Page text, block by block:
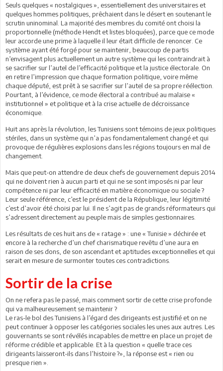
Seuls quelques « nostalgiques », essentiellement des universitaires et
quelques hommes politiques, prêchaient dans le désert en soutenant le
scrutin uninominal. La majorité des membres du comité ont choisi la
proportionnelle (méthode Hendt et listes bloquées), parce que ce mode
leur accorde une prime à laquelle il leur était difficile de renoncer. Ce
système ayant été forgé pour se maintenir, beaucoup de partis
n’envisagent plus actuellement un autre système qui les contraindrait à
se sacrifier sur l’autel de l’efficacité politique et la justice électorale. On
en retire l’impression que chaque formation politique, voire même
chaque député, est prêt à se sacrifier sur l’autel de sa propre réélection.
Pourtant, à l’évidence, ce mode électoral a contribué au malaise «
institutionnel » et politique et à la crise actuelle de décroissance
économique.
Huit ans après la révolution, les Tunisiens sont témoins de jeux politiques
stériles, dans un système qui n’a pas fondamentalement changé et qui
provoque de régulières explosions dans les régions toujours en mal de
changement.
Mais que peut-on attendre de deux chefs de gouvernement depuis 2014
qui ne doivent rien à aucun parti et qui ne se sont imposés ni par leur
compétence ni par leur efficacité en matière économique ou sociale ?
Leur seule référence, c’est le président de la République, leur légitimité
c’est d’avoir été choisi par lui. Il ne s’agit pas de grands réformateurs qui
s’adressent directement au peuple mais de simples gestionnaires.
Les résultats de ces huit ans de « ratage » : une « Tunisie » déchirée et
encore à la recherche d’un chef charismatique revêtu d’une aura en
raison de ses dons, de son ascendant et aptitudes exceptionnelles et qui
serait en mesure de surmonter toutes ces contradictions.
Sortir de la crise
On ne refera pas le passé, mais comment sortir de cette crise profonde
qui va malheureusement se maintenir ?
Le ras-le bol des Tunisiens à l’égard des dirigeants est justifié et on ne
peut continuer à opposer les catégories sociales les unes aux autres. Les
gouvernants se sont révélés incapables de mettre en place un projet de
réforme crédible et applicable. Et à la question « quelle trace ces
dirigeants laisseront-ils dans l’histoire ?», la réponse est « rien ou
presque rien ».